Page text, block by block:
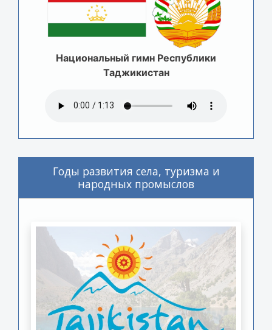
Национальный гимн Республики
Таджикистан
Годы развития села, туризма и
народных промыслов